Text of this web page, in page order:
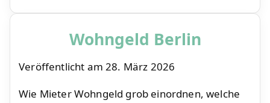
Wohngeld Berlin
Veröffentlicht am28. März 2026
Wie Mieter Wohngeld grob einordnen, welche